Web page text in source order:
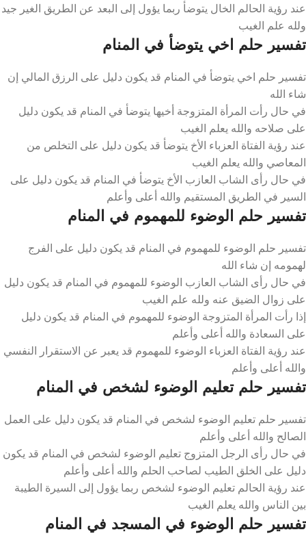
عند رؤية الحالم الخال يتوضأ ربما يؤول إلى البعد عن الطريق الغير جيد
ولله علم الغيب
تفسير حلم اخي يتوضأ في المنام
تفسير حلم اخي يتوضأ في المنام قد يكون دليل على الرزق المالي إن
شاء الله
في حال رأت المرأة المتزوجة أخيها يتوضأ في المنام قد يكون دليل
على صلاحه والله يعلم الغيب
عند رؤية الفتاة العزباء الأخ يتوضأ قد يكون دليل على التخلص من
المعاصي والله يعلم الغيب
في حال رأى الشاب العازب الأخ يتوضأ في المنام قد يكون دليل على
السير في الطريق المستقيم والله أعلى وأعلم
تفسير حلم الوضوء للمهموم في المنام
تفسير حلم الوضوء للمهموم في المنام قد يكون دليل على الفرج
لهمومه إن شاء الله
في حال رأى الشاب العازب الوضوء للمهموم في المنام قد يكون دليل
على زوال الضيق عنه ولله علم الغيب
إذا رأت المرأة المتزوجة الوضوء للمهموم في المنام قد يكون دليل
على السعادة والله أعلى وأعلم
عند رؤية الفتاة العزباء الوضوء للمهموم قد يعبر عن الاستقرار النفسي
والله أعلى وأعلم
تفسير حلم تعليم الوضوء لشخص في المنام
تفسير حلم تعليم الوضوء لشخص في المنام قد يكون دليل على العمل
الصالح والله أعلى وأعلم
في حال رأى الرجل المتزوج تعليم الوضوء لشخص في المنام قد يكون
دليل على الخلق الطيب لصاحب الحلم والله أعلى وأعلم
عند رؤية الحالم تعليم الوضوء لشخص ربما يؤول إلى السيرة الطيبة
بين الناس والله يعلم الغيب
تفسير حلم الوضوء في المسجد في المنام